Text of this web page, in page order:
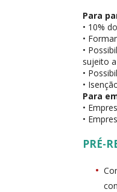
Para
• 10%
•
•
sujeito
•
•
Para
•
•
PRÉ-